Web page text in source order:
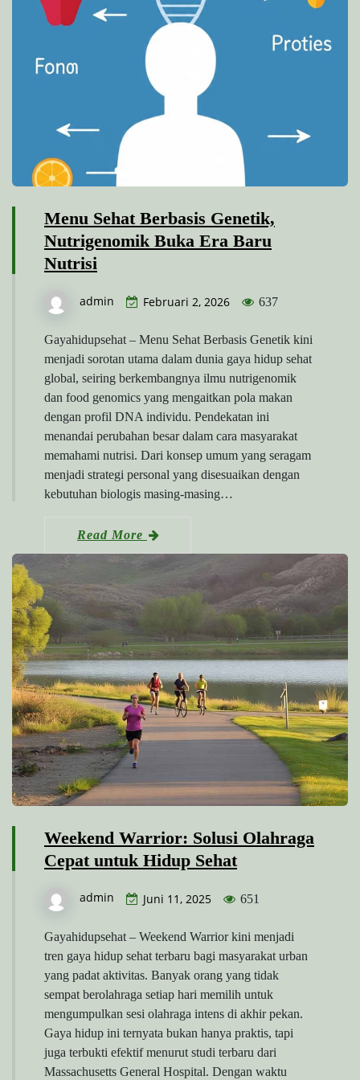
Menu Sehat Berbasis Genetik,
Nutrigenomik Buka Era Baru
Nutrisi
admin Februari 2, 2026 637
Gayahidupsehat – Menu Sehat Berbasis Genetik kini
menjadi sorotan utama dalam dunia gaya hidup sehat
global, seiring berkembangnya ilmu nutrigenomik
dan food genomics yang mengaitkan pola makan
dengan profil DNA individu. Pendekatan ini
menandai perubahan besar dalam cara masyarakat
memahami nutrisi. Dari konsep umum yang seragam
menjadi strategi personal yang disesuaikan dengan
kebutuhan biologis masing-masing…
Read More
Weekend Warrior: Solusi Olahraga
Cepat untuk Hidup Sehat
admin Juni 11, 2025 651
Gayahidupsehat – Weekend Warrior kini menjadi
tren gaya hidup sehat terbaru bagi masyarakat urban
yang padat aktivitas. Banyak orang yang tidak
sempat berolahraga setiap hari memilih untuk
mengumpulkan sesi olahraga intens di akhir pekan.
Gaya hidup ini ternyata bukan hanya praktis, tapi
juga terbukti efektif menurut studi terbaru dari
Massachusetts General Hospital. Dengan waktu